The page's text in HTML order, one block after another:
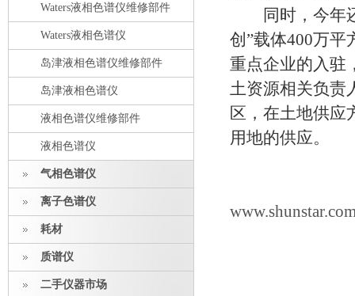
Waters液相色谱仪维修部件
Waters液相色谱仪
岛津液相色谱仪维修部件
岛津液相色谱仪
液相色谱仪维修部件
液相色谱仪
气相色谱仪
离子色谱仪
耗材
质谱仪
二手仪器市场
同时，今年还
创”载体400万平
重点企业的入驻
土资源相关负责
区，在土地供应
用地的供应。